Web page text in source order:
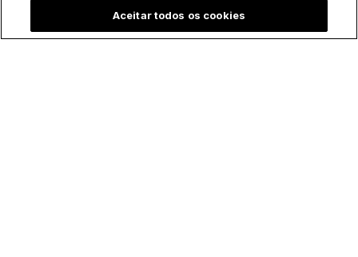
Aceitar todos os cookies